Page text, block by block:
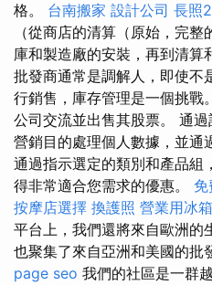
格。 台南搬家 設計公司 長照
（從商店的清算（原始，完
庫和製造廠的安裝，再到清算
批發商通常是調解人，即使不
行銷售，庫存管理是一個挑戰
公司交流並出售其股票。 通
營銷目的處理個人數據，並通
通過指示選定的類別和產品組
得非常適合您需求的優惠。
按摩店選擇 換護照 營業用冰箱
平台上，我們還將來自歐洲的
也聚集了來自亞洲和美國的批
page seo 我們的社區是一群